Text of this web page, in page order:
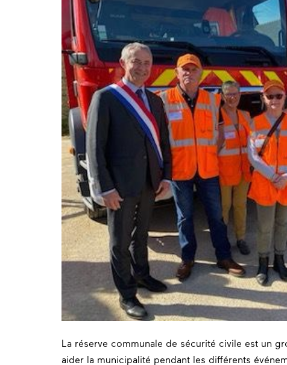
La réserve communale de sécurité civile est un
aider la municipalité pendant les différents